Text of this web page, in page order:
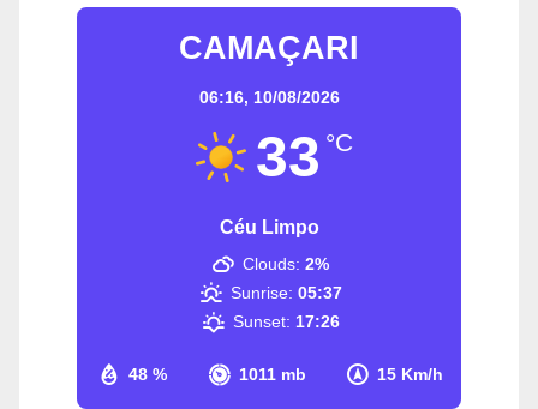
CAMAÇARI
06:16, 10/08/2026
33 °C
Céu Limpo
48 % 1011 mb 15 Km/h
Clouds: 2%
Sunrise: 05:37
Sunset: 17:26